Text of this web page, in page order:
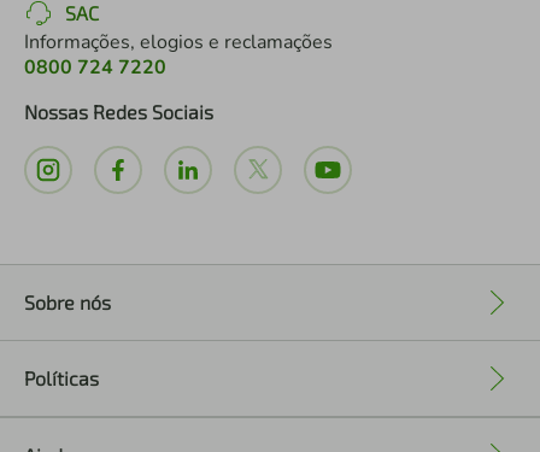
SAC
Informações, elogios e reclamações
0800 724 7220
Nossas Redes Sociais
Sobre nós
Políticas